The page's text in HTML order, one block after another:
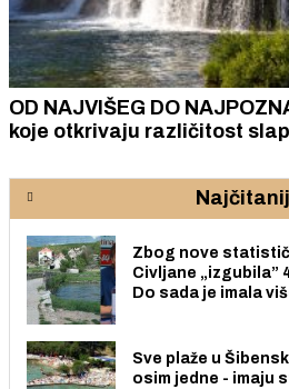
OD NAJVIŠEG DO
koje otkrivaju različitost
Zbog nove
Civljane „izgubila”
Do sada je imala
Sve plaže u
osim jedne - imaju